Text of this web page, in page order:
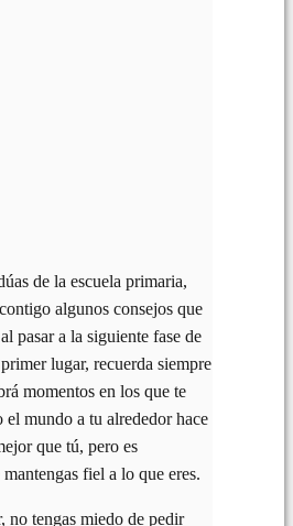
de la escuela primaria,
algunos consejos que
pasar a la siguiente fase de
lugar, recuerda siempre
momentos en los que te
el mundo a tu alrededor hace
que tú, pero es
fiel a lo que eres.
no tengas miedo de pedir